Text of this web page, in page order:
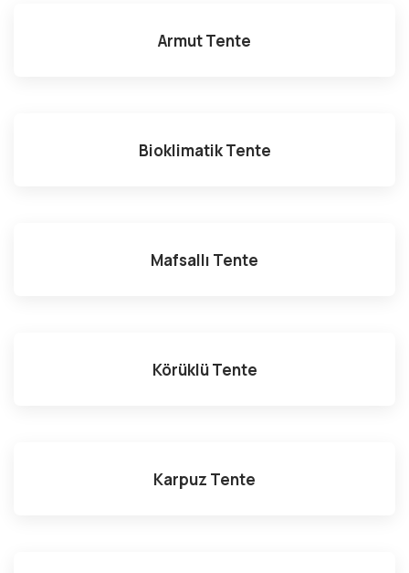
Armut Tente
Bioklimatik Tente
Mafsallı Tente
Körüklü Tente
Karpuz Tente